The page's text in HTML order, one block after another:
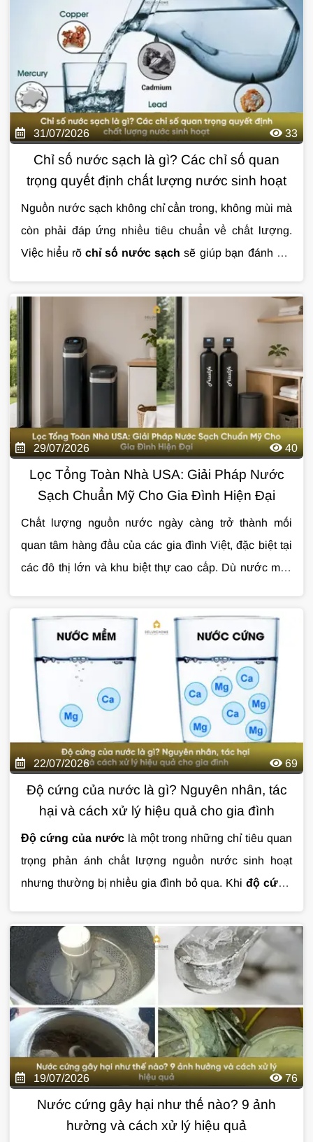
nguyên nhân, dấu hiệu nhận biết và giải pháp xử lý
nước nhiễm vi sinh hiệu quả qua bài viết dưới đây.
31/07/2026 33
Chỉ số nước sạch là gì? Các chỉ số quan
trọng quyết định chất lượng nước sinh hoạt
Nguồn nước sạch không chỉ cần trong, không mùi mà
còn phải đáp ứng nhiều tiêu chuẩn về chất lượng.
Việc hiểu rõ chỉ số nước sạch sẽ giúp bạn đánh giá
pháp xử lý phù hợp. Trong bài viết này, hãy cùng tìm
hiểu những chỉ số quan trọng nhất và ý nghĩa của từng
thông số đối với sức khỏe cũng như cuộc sống hằng
29/07/2026 40
Lọc Tổng Toàn Nhà USA: Giải Pháp Nước
Sạch Chuẩn Mỹ Cho Gia Đình Hiện Đại
Chất lượng nguồn nước ngày càng trở thành mối
quan tâm hàng đầu của các gia đình Việt, đặc biệt tại
các đô thị lớn và khu biệt thự cao cấp. Dù nước máy
truyền tải qua đường ống vẫn có thể khiến nước phát
sinh cặn bẩn, clo dư, kim loại nặng hoặc các tạp chất
ảnh hưởng đến sức khỏe và tuổi thọ thiết bị.
nhiều gia đình lựa chọn như một giải pháp xử lý nước
toàn diện ngay từ đầu nguồn. Với công nghệ tiên tiến,
tiêu chuẩn chất lượng khắt khe cùng độ bền cao, hệ
thống mang đến nguồn nước sạch cho mọi hoạt động
sinh hoạt hằng ngày, từ tắm rửa, giặt giũ đến bảo vệ
thiết bị và cấp nước cho máy lọc uống trực tiếp.
22/07/2026 69
Độ cứng của nước là gì? Nguyên nhân, tác
hại và cách xử lý hiệu quả cho gia đình
Độ cứng của nước là một trong những chỉ tiêu quan
trọng phản ánh chất lượng nguồn nước sinh hoạt
nhưng thường bị nhiều gia đình bỏ qua. Khi độ cứng
thiết bị, làm giảm hiệu quả của xà phòng và ảnh
hưởng đến tuổi thọ hệ thống đường ống. Vậy
cứng của nướclà gì, có gây hại cho sức khỏe không
và cách xử lý hiệu quả như thế nào? Cùng
Giải Pháp
Nướctìm hiểu chi tiết trong bài viết dưới đây.
19/07/2026 76
Nước cứng gây hại như thế nào? 9 ảnh
hưởng và cách xử lý hiệu quả